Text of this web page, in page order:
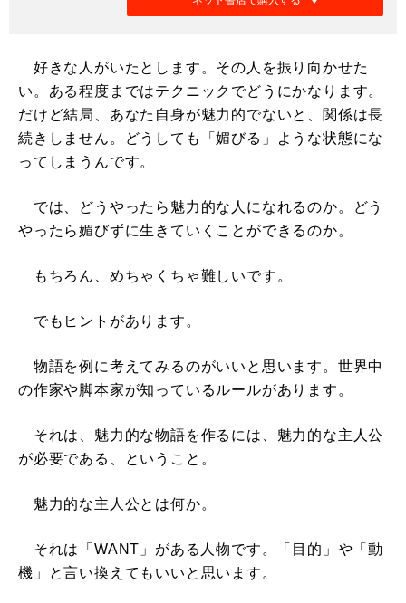
好きな人がいたとします。その人を振り向かせた
い。ある程度まではテクニックでどうにかなります。
だけど結局、あなた自身が魅力的でないと、関係は長
続きしません。どうしても「媚びる」ような状態にな
ってしまうんです。
では、どうやったら魅力的な人になれるのか。どう
やったら媚びずに生きていくことができるのか。
もちろん、めちゃくちゃ難しいです。
でもヒントがあります。
物語を例に考えてみるのがいいと思います。世界中
の作家や脚本家が知っているルールがあります。
それは、魅力的な物語を作るには、魅力的な主人公
が必要である、ということ。
魅力的な主人公とは何か。
それは「WANT」がある人物です。「目的」や「動
機」と言い換えてもいいと思います。